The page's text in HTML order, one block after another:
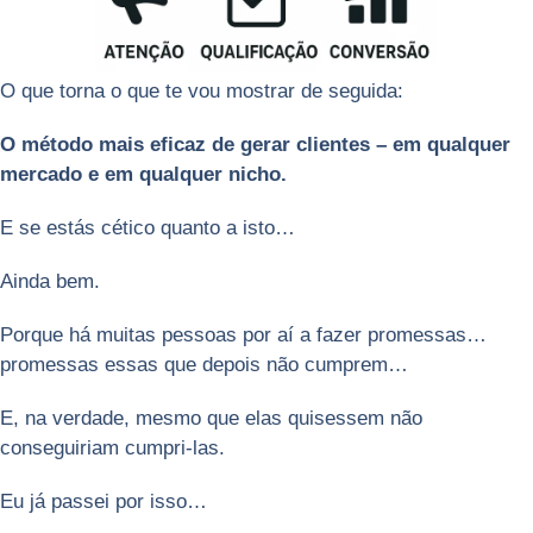
O que torna o que te vou mostrar de seguida:
O método mais eficaz de gerar clientes – em qualquer
mercado e em qualquer nicho.
E se estás cético quanto a isto…
Ainda bem.
Porque há muitas pessoas por aí a fazer promessas…
promessas essas que depois não cumprem…
E, na verdade, mesmo que elas quisessem não
conseguiriam cumpri-las.
Eu já passei por isso…